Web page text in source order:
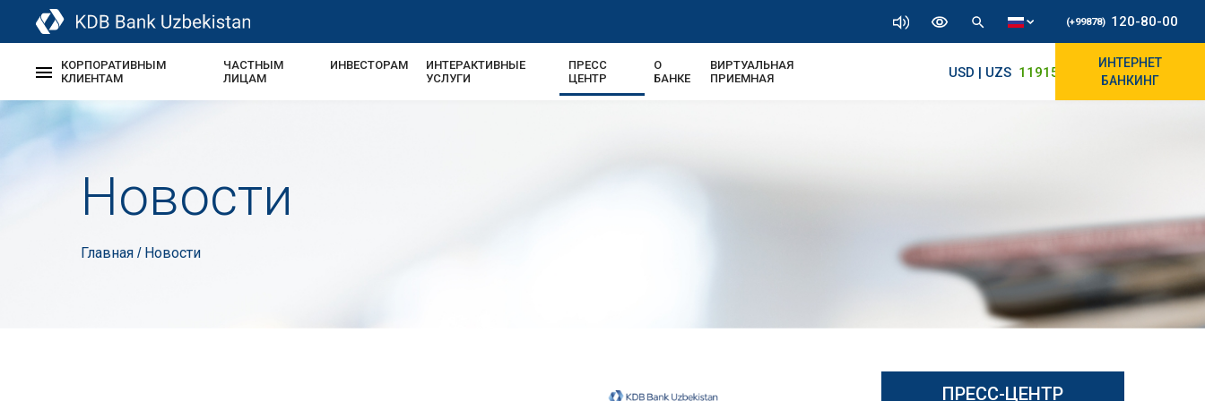
(+99878) 120-80-00
КОРПОРАТИВНЫМ
КЛИЕНТАМ
ЧАСТНЫМ
ЛИЦАМ
ИНВЕСТОРАМ
ИНТЕРАКТИВНЫЕ
УСЛУГИ
ПРЕСС
ЦЕНТР
О
БАНКЕ
ВИРТУАЛЬНАЯ
ПРИЕМНАЯ
USD | UZS 11915.64 11890/12010
ИНТЕРНЕТ
БАНКИНГ
Новости
Главная / Новости
ПРЕСС-ЦЕНТР